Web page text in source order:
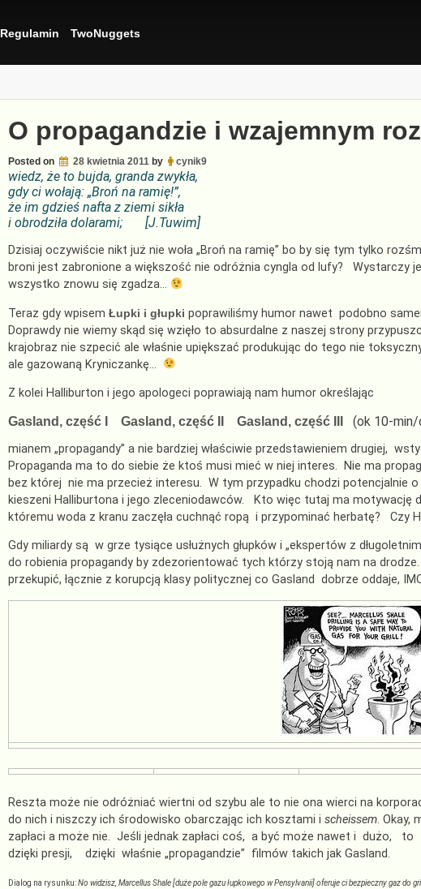
Regulamin TwoNuggets
O propagandzie i wzajemnym
Posted on 28 kwietnia 2011by cynik9
wiedz, że to bujda, granda zwykła,
gdy ci wołają: „Broń na ramię!”,
że im gdzieś nafta z ziemi sikła
i obrodziła dolarami; [J.Tuwim]
Dzisiaj oczywiście nikt już nie woła „Broń na ramię” bo by się tym tylko
broni jest zabronione a większość nie odróżnia cyngla od lufy? Wystarczy
wszystko znowu się zgadza…
Teraz gdy wpisem Łupki i głupki poprawiliśmy humor nawet podobno
Doprawdy nie wiemy skąd się wzięło to absurdalne z naszej strony
krajobraz nie szpecić ale właśnie upiększać produkując do tego nie
ale gazowaną Kryniczankę…
Z kolei Halliburton i jego apologeci poprawiają nam humor określając
Gasland, część I Gasland, część II Gasland, część III (ok 10-min/
mianem „propagandy” a nie bardziej właściwie przedstawieniem drugiej,
Propaganda ma to do siebie że ktoś musi mieć w niej interes. Nie ma
bez której nie ma przecież interesu. W tym przypadku chodzi potencjalnie o
kieszeni Halliburtona i jego zleceniodawców. Kto więc tutaj ma motywację
któremu woda z kranu zaczęła cuchnąć ropą i przypominać herbatę? Czy
Gdy miliardy są w grze tysiące usłużnych głupków i „ekspertów z
do robienia propagandy by zdezorientować tych którzy stoją nam na
przekupić, łącznie z korupcją klasy politycznej co Gasland dobrze oddaje,
Reszta może nie odróżniać wiertni od szybu ale to nie ona wierci na
do nich i niszczy ich środowisko obarczając ich kosztami i scheissem. Okay,
zapłaci a może nie. Jeśli jednak zapłaci coś, a być może nawet i dużo, to
dzięki presji, dzięki właśnie „propagandzie” filmów takich jak Gasland.
Dialog na rysunku:No widzisz, Marcellus Shale [duże pole gazu łupkowego w Pensylvanii] oferuje ci bezpieczny gaz do